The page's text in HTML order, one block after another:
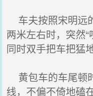
车夫按照宋明远
两米左右时，突然“
同时双手把车把猛
黄包车的车尾顿
线，不偏不倚地磕